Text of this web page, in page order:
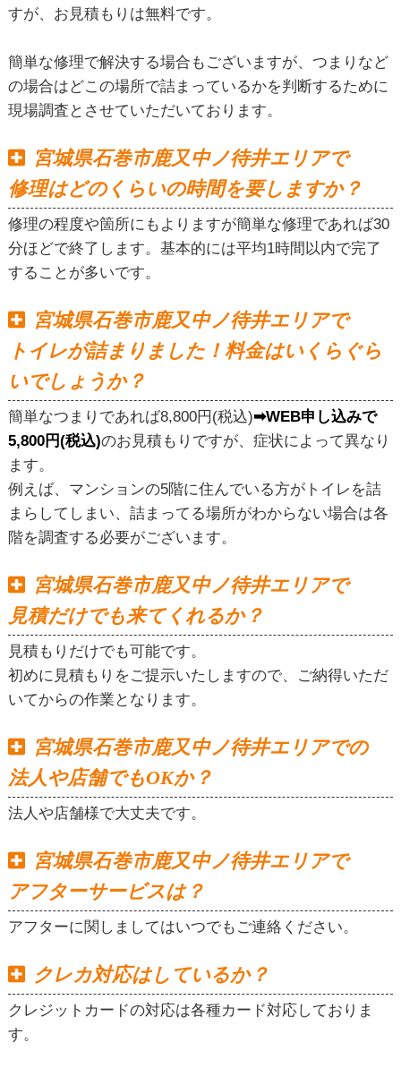
すが、お見積もりは無料です。
簡単な修理で解決する場合もございますが、つまりなど
の場合はどこの場所で詰まっているかを判断するために
現場調査とさせていただいております。
宮城県石巻市鹿又中ノ待井エリアで
修理はどのくらいの時間を要しますか？
修理の程度や箇所にもよりますが簡単な修理であれば30
分ほどで終了します。基本的には平均1時間以内で完了
することが多いです。
宮城県石巻市鹿又中ノ待井エリアで
トイレが詰まりました！料金はいくらぐら
いでしょうか？
簡単なつまりであれば8,800円(税込)➡WEB申し込みで
5,800円(税込)のお見積もりですが、症状によって異なり
ます。
例えば、マンションの5階に住んでいる方がトイレを詰
まらしてしまい、詰まってる場所がわからない場合は各
階を調査する必要がございます。
宮城県石巻市鹿又中ノ待井エリアで
見積だけでも来てくれるか？
見積もりだけでも可能です。
初めに見積もりをご提示いたしますので、ご納得いただ
いてからの作業となります。
宮城県石巻市鹿又中ノ待井エリアでの
法人や店舗でもOKか？
法人や店舗様で大丈夫です。
宮城県石巻市鹿又中ノ待井エリアで
アフターサービスは？
アフターに関しましてはいつでもご連絡ください。
クレカ対応はしているか？
クレジットカードの対応は各種カード対応しておりま
す。